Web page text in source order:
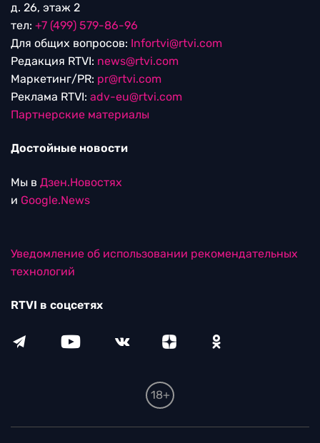
д. 26, этаж 2
тел: +7 (499) 579-86-96
Для общих вопросов: Infortvi@rtvi.com
Редакция RTVI: news@rtvi.com
Маркетинг/PR: pr@rtvi.com
Реклама RTVI: adv-eu@rtvi.com
Партнерские материалы
Достойные новости
Мы в Дзен.Новостях
и Google.News
Уведомление об использовании рекомендательных
технологий
RTVI в соцсетях
18+